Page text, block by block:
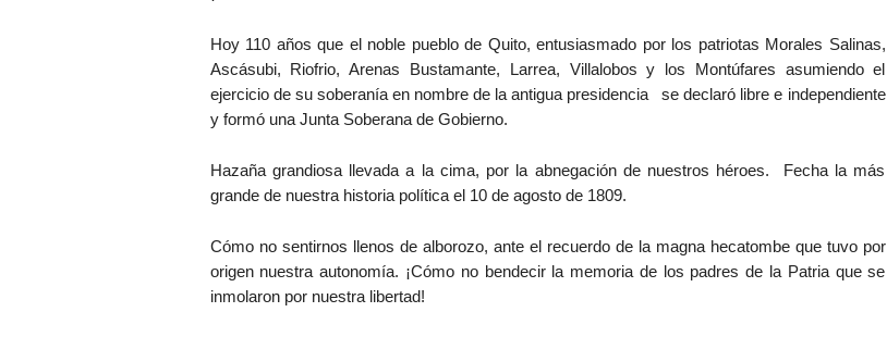
Hoy 110 años que el noble pueblo de Quito, entusiasmado por los patriotas Morales Salinas,
Ascásubi, Riofrio, Arenas Bustamante, Larrea, Villalobos y los Montúfares asumiendo el
ejercicio de su soberanía en nombre de la antigua presidencia se declaró libre e independiente
y formó una Junta Soberana de Gobierno.
Hazaña grandiosa llevada a la cima, por la abnegación de nuestros héroes. Fecha la más
grande de nuestra historia política el 10 de agosto de 1809.
Cómo no sentirnos llenos de alborozo, ante el recuerdo de la magna hecatombe que tuvo por
origen nuestra autonomía. ¡Cómo no bendecir la memoria de los padres de la Patria que se
inmolaron por nuestra libertad!